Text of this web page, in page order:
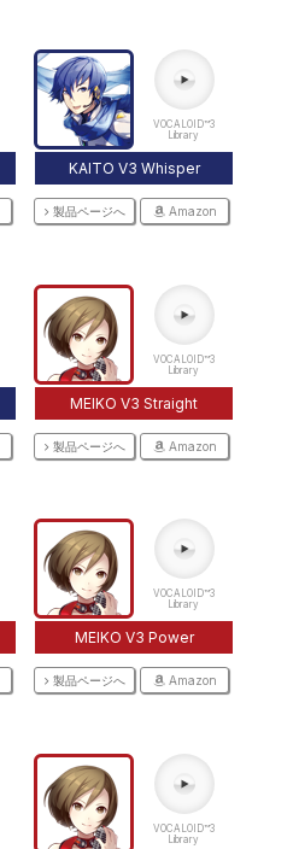
VOCALOID™3
Library
KAITO V3 Whisper
製品ページへ Amazon
VOCALOID™3
Library
MEIKO V3 Straight
製品ページへ Amazon
VOCALOID™3
Library
MEIKO V3 Power
製品ページへ Amazon
VOCALOID™3
Library